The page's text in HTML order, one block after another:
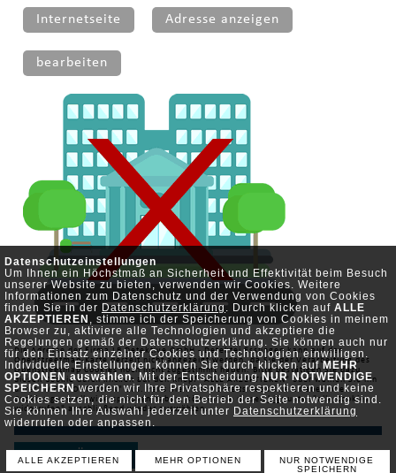
Datenschutzeinstellungen
Um Ihnen ein Höchstmaß an Sicherheit und Effektivität beim Besuch
unserer Website zu bieten, verwenden wir Cookies. Weitere
Informationen zum Datenschutz und der Verwendung von Cookies
finden Sie in der Datenschutzerklärung. Durch klicken auf ALLE
AKZEPTIEREN , stimme ich der Speicherung von Cookies in meinem
Browser zu, aktiviere alle Technologien und akzeptiere die
Regelungen gemäß der Datenschutzerklärung. Sie können auch nur
für den Einsatz einzelner Cookies und Technologien einwilligen.
Individuelle Einstellungen können Sie durch klicken aufMEHR
OPTIONEN auswählen. Mit der EntscheidungNUR NOTWENDIGE
SPEICHERNwerden wir Ihre Privatsphäre respektieren und keine
Cookies setzen, die nicht für den Betrieb der Seite notwendig sind.
Sie können Ihre Auswahl jederzeit unter Datenschutzerklärung
widerrufen oder anpassen.
ALLE AKZEPTIEREN MEHR OPTIONEN
NUR NOTWENDIGE
SPEICHERN
Internetseite Adresse anzeigen
bearbeiten
Die Adresse der Firma LB Detektive GmbH - Detektei Esslingen kann auf der
Openstreetmap-Karte derzeit nicht angezeigt werden, da Sie der Verarbeitung des
Openstreetmap Cookies noch nicht zugestimmt haben. Bitte bestätigen Sie dazu
diesen Cookie durch klicken auf den Knopf "ALLE AKZEPTIEREN" oder wählen Sie ihn
unter "MEHR OPTIONEN" aus. Falls Sie diesen bereits deaktiviert haben oder
Cookies generell widersprochen haben, können Sie diesenhierunter "alle Cookies
widerrufen" anschließend wieder auswählen.
ZURÜCK